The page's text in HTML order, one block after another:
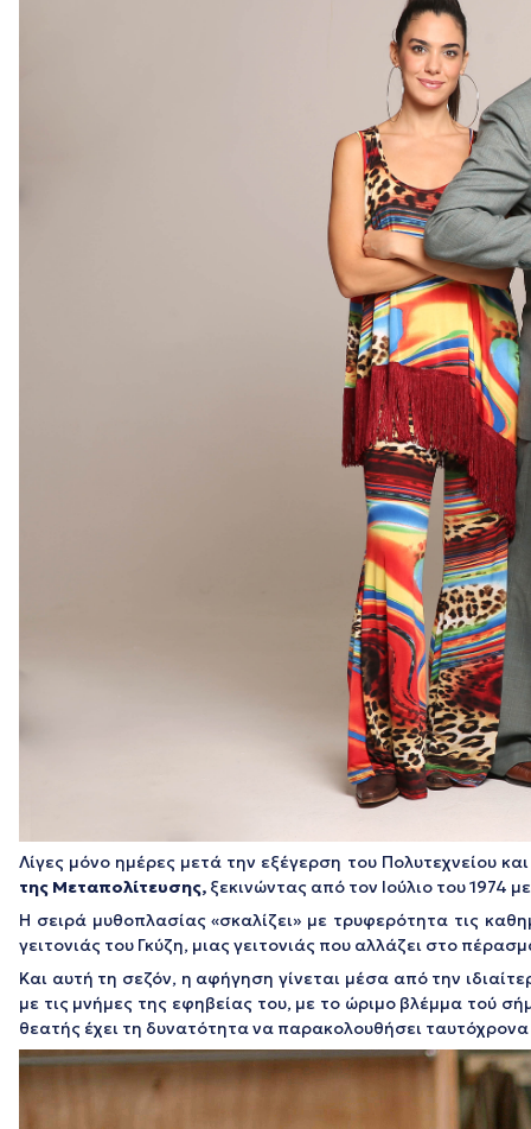
Λίγες μόνο ημέρες μετά την εξέγερση του Πολυτεχνείου
της Μεταπολίτευσης, ξεκινώντας από τον Ιούλιο του 1974
Η σειρά μυθοπλασίας «σκαλίζει» με τρυφερότητα τις
γειτονιάς του Γκύζη, μιας γειτονιάς που αλλάζει στο
Και αυτή τη σεζόν, η αφήγηση γίνεται μέσα από την
με τις μνήμες της εφηβείας του, με το ώριμο βλέμμα τού
θεατής έχει τη δυνατότητα να παρακολουθήσει